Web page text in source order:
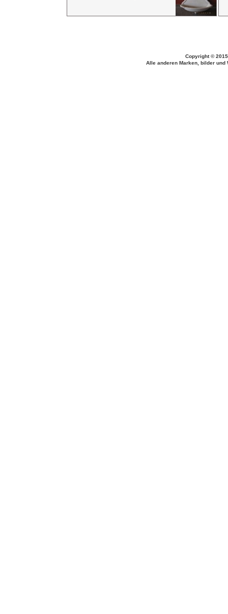
Copyright ©
Alle anderen Marken, bilder und